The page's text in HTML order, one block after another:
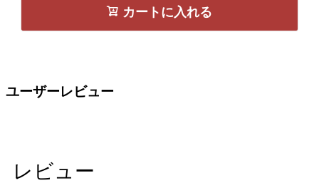
カートに入れる
ユーザーレビュー
レビュー